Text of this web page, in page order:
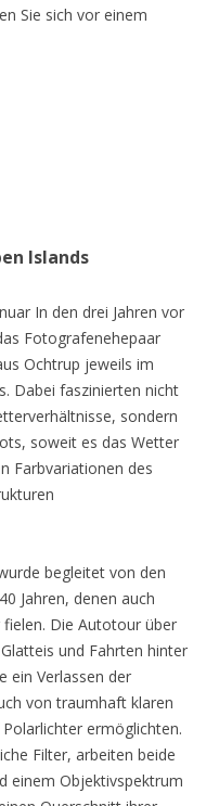
Sie sich vor einem
Islands
In den drei Jahren vor
Fotografenehepaar
Ochtrup jeweils im
Dabei faszinierten nicht
sondern
soweit es das Wetter
Farbvariationen des
begleitet von den
Jahren, denen auch
Die Autotour über
und Fahrten hinter
ein Verlassen der
von traumhaft klaren
ermöglichten.
Filter, arbeiten beide
einem Objektivspektrum